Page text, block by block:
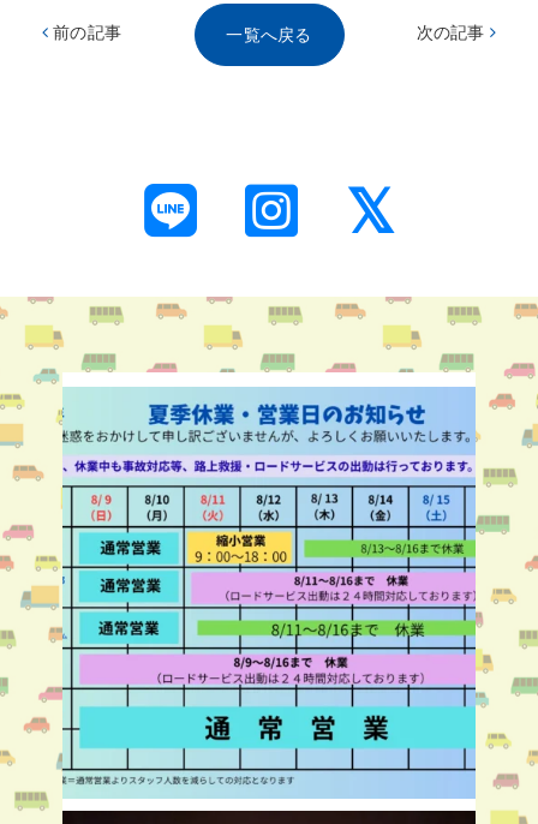
一覧へ戻る
前の記事 次の記事